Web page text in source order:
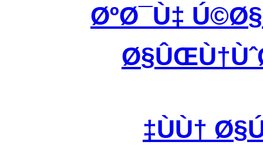
ØºØ¯Ù‡
ÙÙ†